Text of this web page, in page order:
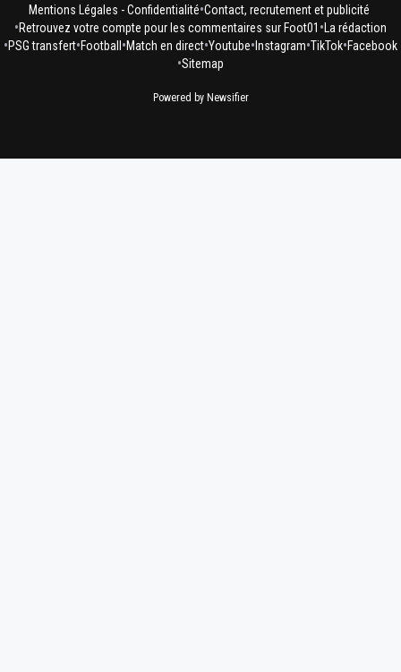
Mentions Légales - Confidentialité•Contact, recrutement et publicité
•Retrouvez votre compte pour les commentaires sur Foot01 • La rédaction
•PSG transfert•Football •Match en direct•Youtube• Instagram•TikTok•Facebook
•Sitemap
Powered by Newsifier